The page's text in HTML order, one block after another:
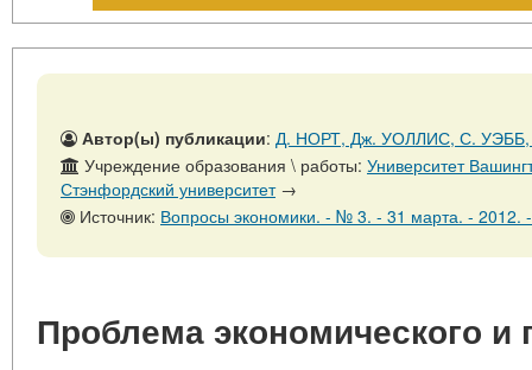
Автор(ы) публикации: Д. НОРТ, Дж. УОЛЛИС, С.
Учреждение образования \ работы: Университет
Стэнфордский университет→
Источник: Вопросы экономики. - № 3. - 31 марта. - 2012.
Проблема экономического и